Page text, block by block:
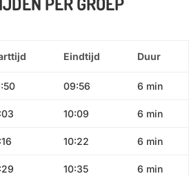
Eindtijd Duur
09:56 6 min
10:09 6 min
10:22 6 min
10:35 6 min